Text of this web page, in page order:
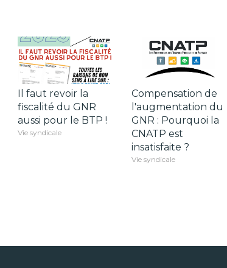
Il faut revoir la
fiscalité du GNR
aussi pour le BTP !
Vie syndicale
Compensation de
l'augmentation du
GNR : Pourquoi la
CNATP est
insatisfaite ?
Vie syndicale